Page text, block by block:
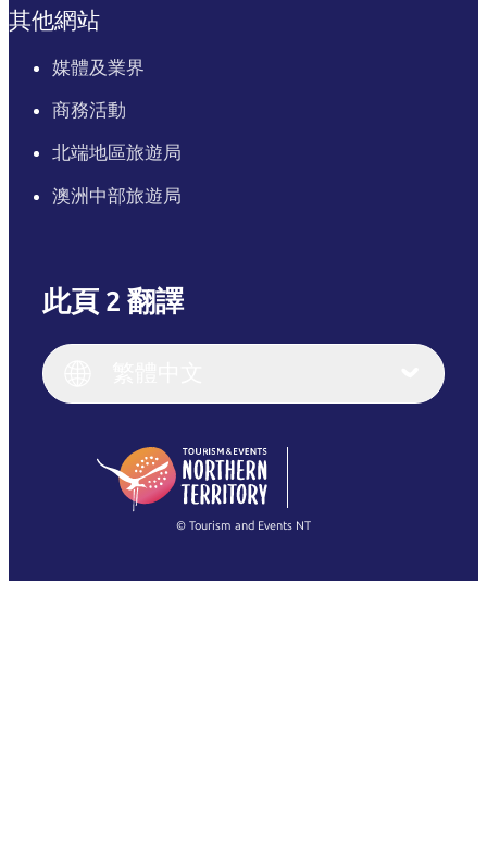
其他網站
媒體及業界
商務活動
北端地區旅遊局
澳洲中部旅遊局
此頁 2 翻譯
English (US)
English
(Singapore)
Français
繁體中文
© Tourism and Events NT